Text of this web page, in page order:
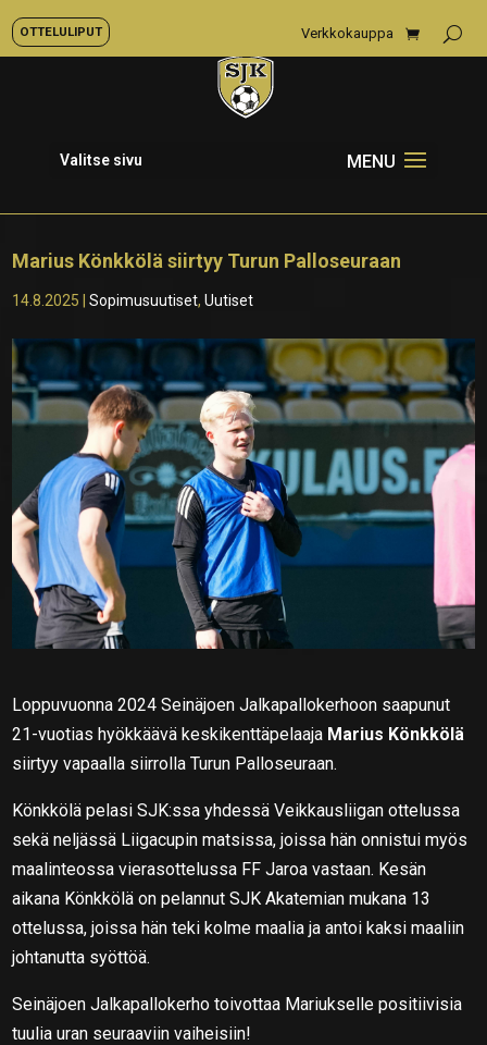
OTTELULIPUT Verkkokauppa
Valitse sivu
Marius Könkkölä siirtyy Turun Palloseuraan
14.8.2025 |Sopimusuutiset,Uutiset
Loppuvuonna 2024 Seinäjoen Jalkapallokerhoon saapunut
21-vuotias hyökkäävä keskikenttäpelaaja Marius Könkkölä
siirtyy vapaalla siirrolla Turun Palloseuraan.
Könkkölä pelasi SJK:ssa yhdessä Veikkausliigan ottelussa
sekä neljässä Liigacupin matsissa, joissa hän onnistui myös
maalinteossa vierasottelussa FF Jaroa vastaan. Kesän
aikana Könkkölä on pelannut SJK Akatemian mukana 13
ottelussa, joissa hän teki kolme maalia ja antoi kaksi maaliin
johtanutta syöttöä.
Seinäjoen Jalkapallokerho toivottaa Mariukselle positiivisia
tuulia uran seuraaviin vaiheisiin!